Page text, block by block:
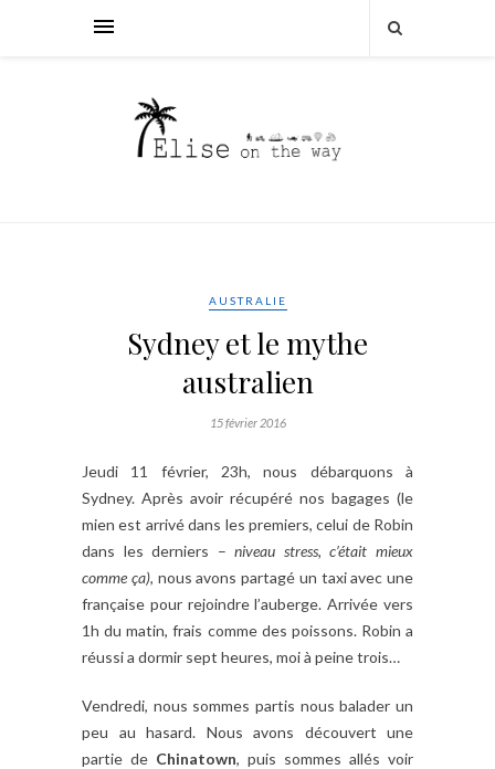
AUSTRALIE
Sydney et le mythe
australien
15 février 2016
Jeudi 11 février, 23h, nous débarquons à
Sydney. Après avoir récupéré nos bagages (le
mien est arrivé dans les premiers, celui de Robin
dans les derniers –niveau stress, c’était mieux
comme ça), nous avons partagé un taxi avec une
française pour rejoindre l’auberge. Arrivée vers
1h du matin, frais comme des poissons. Robin a
réussi a dormir sept heures, moi à peine trois…
Vendredi, nous sommes partis nous balader un
peu au hasard. Nous avons découvert une
partie de Chinatown, puis sommes allés voir